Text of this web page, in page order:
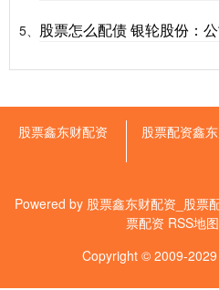
5、 股票怎么配债 银轮股份：
股票鑫东财配资 股票配资鑫
Powered by 股票鑫东财配资_股票
票配资 RSS地图
Copyright © 2009-2029